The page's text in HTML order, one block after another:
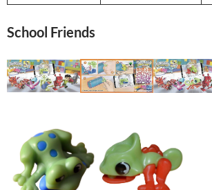
School Friends